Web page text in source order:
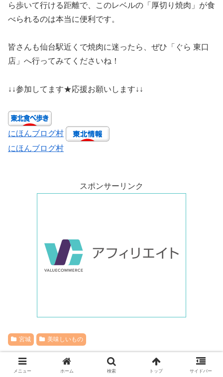
ら歩いて行ける距離で、このレベルの「厚切り焼肉」が食
べられるのは本当に便利です。
皆さんも仙台駅近くで焼肉に迷ったら、ぜひ「ぐら 東口
店」へ行ってみてくださいね！
↓↓参加してます★応援お願いします↓↓
にほんブログ村
にほんブログ村
スポンサーリンク
宮城 美味しいもの
スポンサーリンク
メニュー ホーム 検索 トップ サイドバー